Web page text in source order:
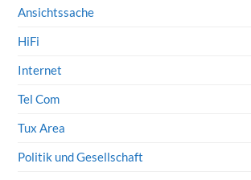
Ansichtssache
HiFi
Internet
Tel Com
Tux Area
Politik und Gesellschaft